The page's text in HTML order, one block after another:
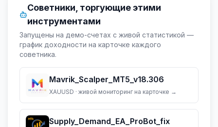
Советники, торгующие этими
инструментами
Запущены на демо-счетах с живой статистикой —
график доходности на карточке каждого
советника.
Mavrik_Scalper_MT5_v18.306
XAUUSD · живой мониторинг на карточке →
Supply_Demand_EA_ProBot_fix